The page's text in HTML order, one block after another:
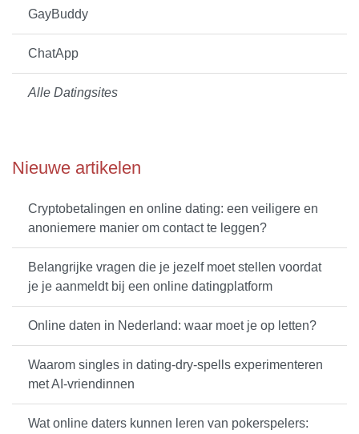
GayBuddy
ChatApp
Alle Datingsites
Nieuwe artikelen
Cryptobetalingen en online dating: een veiligere en
anoniemere manier om contact te leggen?
Belangrijke vragen die je jezelf moet stellen voordat
je je aanmeldt bij een online datingplatform
Online daten in Nederland: waar moet je op letten?
Waarom singles in dating-dry-spells experimenteren
met AI-vriendinnen
Wat online daters kunnen leren van pokerspelers: